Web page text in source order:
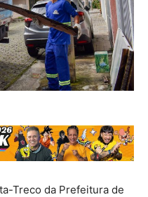
Treco da Prefeitura de